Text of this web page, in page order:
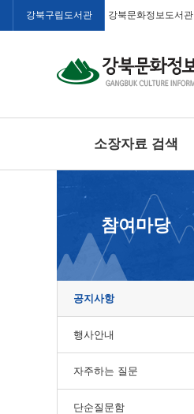
강북구립도서관 강북문화정보도서관
소장자료 검색
참여마당
공지사항
행사안내
자주하는 질문
단순질문함